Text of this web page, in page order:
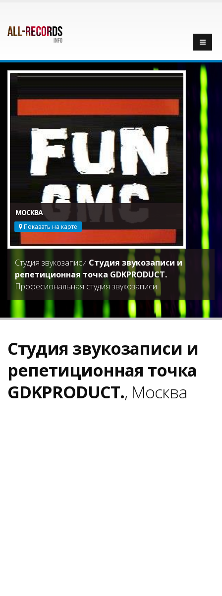
МОСКВА
Показать на карте
Студия звукозаписи Студия звукозаписи и
репетиционная точка GDKPRODUCT.
Професиональная студия звукозаписи
Студия звукозаписи и
репетиционная точка
GDKPRODUCT., Москва